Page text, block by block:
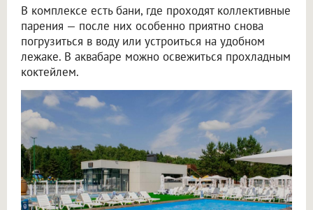
В комплексе есть бани, где проходят коллективные
парения — после них особенно приятно снова
погрузиться в воду или устроиться на удобном
лежаке. В аквабаре можно освежиться прохладным
коктейлем.